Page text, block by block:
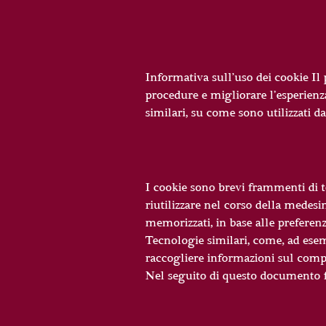
Informativa sull’uso dei cookie Il
procedure e migliorare
similari, su come sono utilizzati
I cookie sono brevi frammenti di
riutilizzare nel corso della
memorizzati, in base alle
Tecnologie similari, come, ad
raccogliere informazioni sul
Nel seguito di questo